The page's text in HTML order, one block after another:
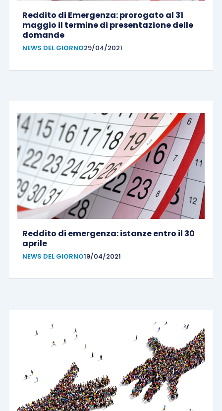
Reddito di Emergenza: prorogato al 31
maggio il termine di presentazione delle
domande
NEWS DEL GIORNO29/04/2021
Reddito di emergenza: istanze entro il 30
aprile
NEWS DEL GIORNO19/04/2021